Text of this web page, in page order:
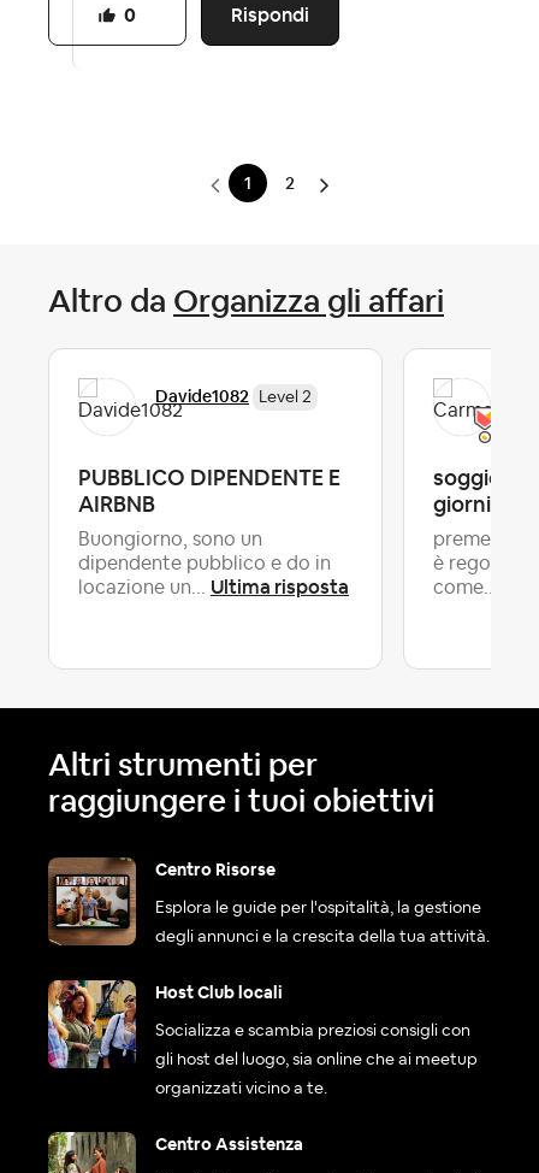
Rispondi
0
1 2
Altro da Organizza gli affari
Davide1082 Level 2
PUBBLICO DIPENDENTE E
AIRBNB
Buongiorno, sono un
dipendente pubblico e do in
locazione un... Ultima risposta
soggiorni
giorni
premetto
è
come...
Altri strumenti per
raggiungere i tuoi obiettivi
Centro Risorse
Esplora le guide per l'ospitalità, la gestione
degli annunci e la crescita della tua attività.
Host Club locali
Socializza e scambia preziosi consigli con
gli host del luogo, sia online che ai meetup
organizzati vicino a te.
Centro Assistenza